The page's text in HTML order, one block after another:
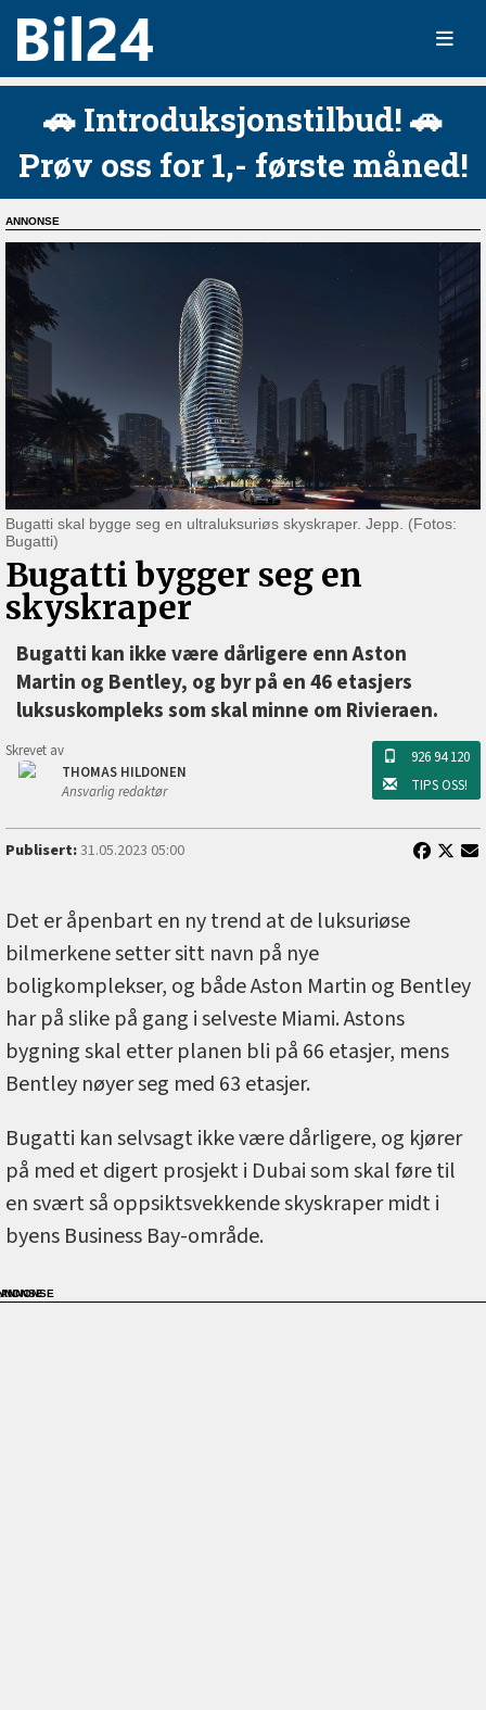
🚗 Introduksjonstilbud! 🚗
Prøv oss for 1,- første måned!
Bugatti skal bygge seg en ultraluksuriøs skyskraper. Jepp. (Fotos:
Bugatti)
Bugatti bygger seg en
skyskraper
Bugatti kan ikke være dårligere enn Aston
Martin og Bentley, og byr på en 46 etasjers
luksuskompleks som skal minne om Rivieraen.
Skrevet av
THOMAS HILDONEN
Ansvarlig redaktør
926 94 120
TIPS OSS!
Publisert:31.05.2023 05:00
Det er åpenbart en ny trend at de luksuriøse
bilmerkene setter sitt navn på nye
boligkomplekser, og både Aston Martin og Bentley
har på slike på gang i selveste Miami. Astons
bygning skal etter planen bli på 66 etasjer, mens
Bentley nøyer seg med 63 etasjer.
Bugatti kan selvsagt ikke være dårligere, og kjører
på med et digert prosjekt i Dubai som skal føre til
en svært så oppsiktsvekkende skyskraper midt i
byens Business Bay-område.